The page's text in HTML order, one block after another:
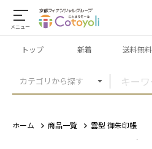
メニュー
カテゴリから探す
トップ 新着 送料無料
ホーム 商品一覧 雲型 御朱印帳